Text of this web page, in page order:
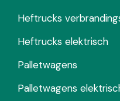
Heftrucks
Heftrucks elektrisch
Palletwagens
Palletwagens